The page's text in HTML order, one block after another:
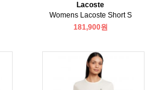
Lacoste
Womens Lacoste Short S
181,900원